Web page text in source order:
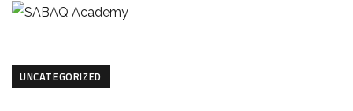
UNCATEGORIZED